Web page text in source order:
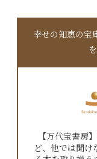
幸せの知恵の宝
【万代宝書房
ど、他では聞け